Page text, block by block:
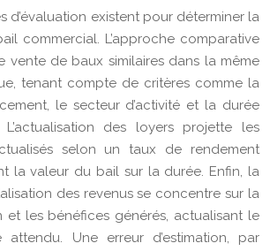
d’évaluation existent pour déterminer la
commercial. L’approche comparative
vente de baux similaires dans la même
tenant compte de critères comme la
le secteur d’activité et la durée
des loyers projette les
selon un taux de rendement
la valeur du bail sur la durée. Enfin, la
des revenus se concentre sur la
et les bénéfices générés, actualisant le
Une erreur d’estimation, par